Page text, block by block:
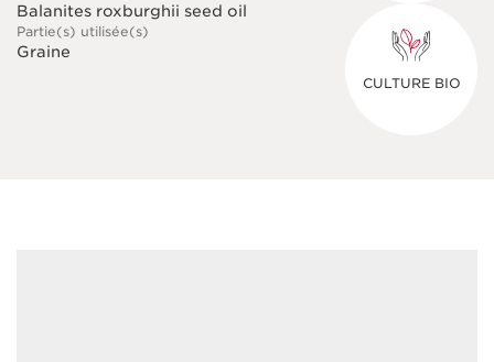
Balanites roxburghii seed oil
Partie(s) utilisée(s)
Graine
CULTURE BIO